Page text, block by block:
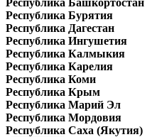
Республика Бурятия
Республика Дагестан
Республика Ингушетия
Республика Калмыкия
Республика Карелия
Республика Коми
Республика Крым
Республика Марий Эл
Республика Мордовия
Республика Саха (Якутия)